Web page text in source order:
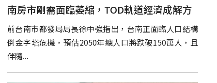
南房市剛需面臨萎縮，TOD軌道經濟成解方
前台南市都發局局長徐中強指出，台南正面臨人口結構
倒金字塔危機，預估2050年總人口將跌破150萬人，且
伴隨...